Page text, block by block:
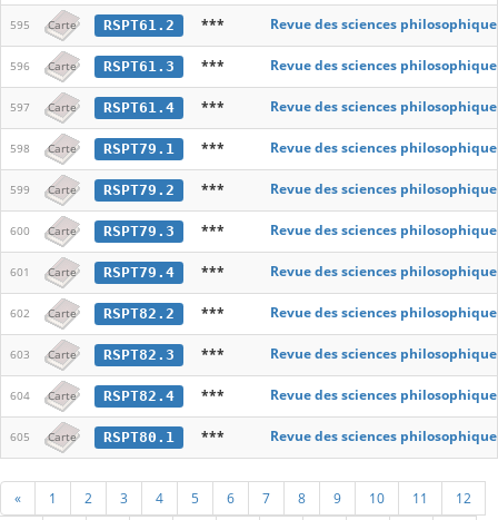
595 Carte RSPT61.2 *** Revue des sciences
596 Carte RSPT61.3 *** Revue des sciences
597 Carte RSPT61.4 *** Revue des sciences
598 Carte RSPT79.1 *** Revue des sciences
599 Carte RSPT79.2 *** Revue des sciences
600 Carte RSPT79.3 *** Revue des sciences
601 Carte RSPT79.4 *** Revue des sciences
602 Carte RSPT82.2 *** Revue des sciences
603 Carte RSPT82.3 *** Revue des sciences
604 Carte RSPT82.4 *** Revue des sciences
605 Carte RSPT80.1 *** Revue des sciences
« 1 2 3 4 5 6 7 8 9 10 11 12